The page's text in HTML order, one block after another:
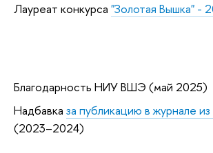
Лауреат конкурса "Золотая Вышка" -
Благодарность НИУ ВШЭ (май 2025)
Надбавка за публикацию в журнале
(2023–2024)